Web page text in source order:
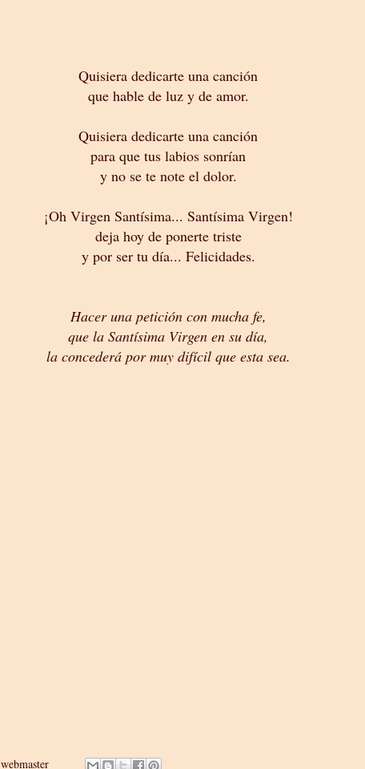
Quisiera dedicarte una canción
que hable de luz y de amor.
Quisiera dedicarte una canción
para que tus labios sonrían
y no se te note el dolor.
¡Oh Virgen Santísima... Santísima Virgen!
deja hoy de ponerte triste
y por ser tu día... Felicidades.
Hacer una petición con mucha fe,
que la Santísima Virgen en su día,
la concederá por muy difícil que esta sea.
webmaster